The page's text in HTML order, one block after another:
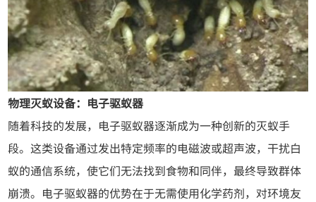
物理灭蚁设备：电子驱蚁器
随着科技的发展，电子驱蚁器逐渐成为一种创新的灭蚁手
段。这类设备通过发出特定频率的电磁波或超声波，干扰白
蚁的通信系统，使它们无法找到食物和同伴，最终导致群体
崩溃。电子驱蚁器的优势在于无需使用化学药剂，对环境友